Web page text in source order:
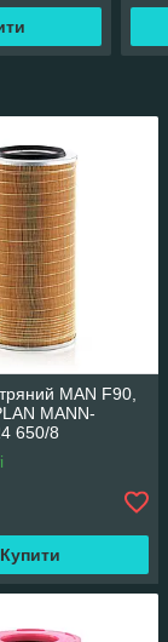
MAN F90,
MANN-
650/8
Купити